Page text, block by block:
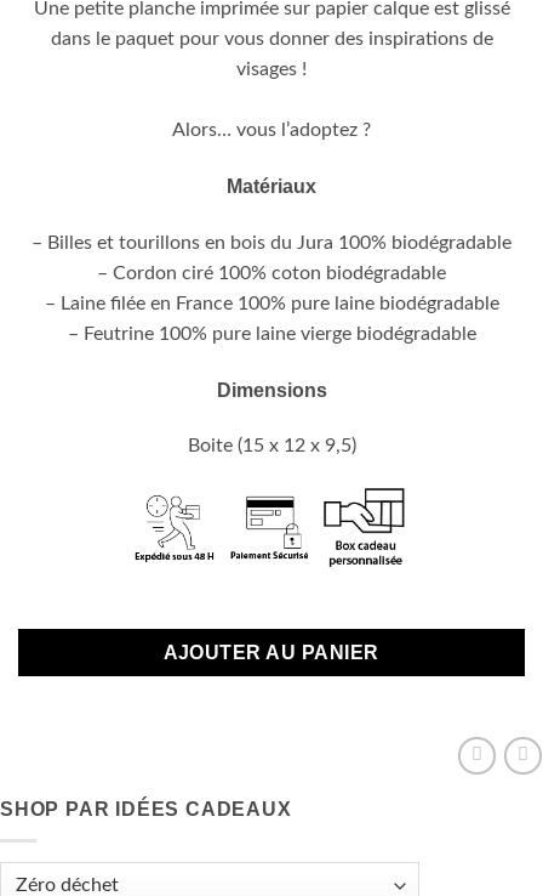
Une petite planche imprimée sur papier calque est glissé
dans le paquet pour vous donner des inspirations de
visages !
Alors… vous l’adoptez ?
Matériaux
– Billes et tourillons en bois du Jura 100% biodégradable
– Cordon ciré 100% coton biodégradable
– Laine filée en France 100% pure laine biodégradable
– Feutrine 100% pure laine vierge biodégradable
Dimensions
Boite (15 x 12 x 9,5)
AJOUTER AU PANIER
SHOP PAR IDÉES CADEAUX